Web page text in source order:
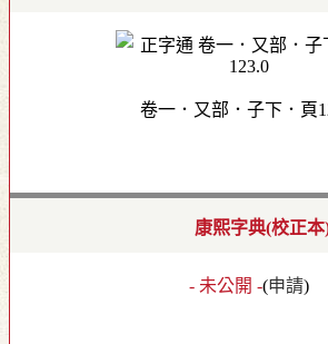
卷一．又部．子下．頁
康熙字典(校正本
- 未公開 -(申請)